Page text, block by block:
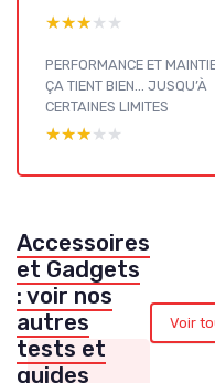
★★★★★
★★★★★
PERFORMANCE ET
ÇA TIENT BIEN... JUSQU’À
CERTAINES LIMITES
★★★★★
★★★★★
Accessoires
et Gadgets
: voir nos
autres
tests et
guides
Voir